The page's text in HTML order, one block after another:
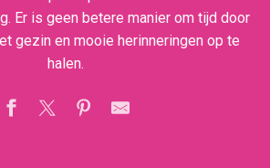
Er is geen betere manier om tijd door
gezin en mooie herinneringen op te
halen.